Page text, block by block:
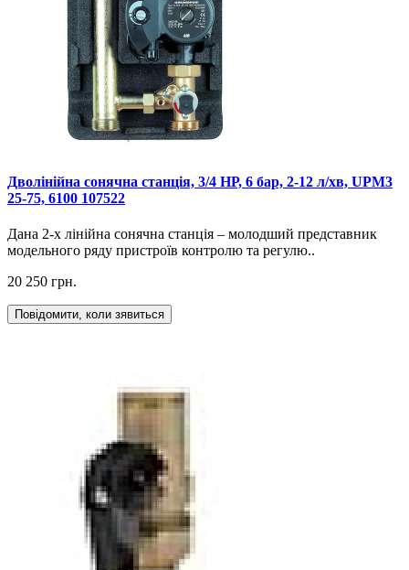
Дволінійна сонячна станція, 3/4 НР, 6 бар, 2-12 л/хв, UPM3
25-75, 6100 107522
Дана 2-х лінійна сонячна станція – молодший представник
модельного ряду пристроїв контролю та регулю..
20 250 грн.
Повідомити, коли зявиться